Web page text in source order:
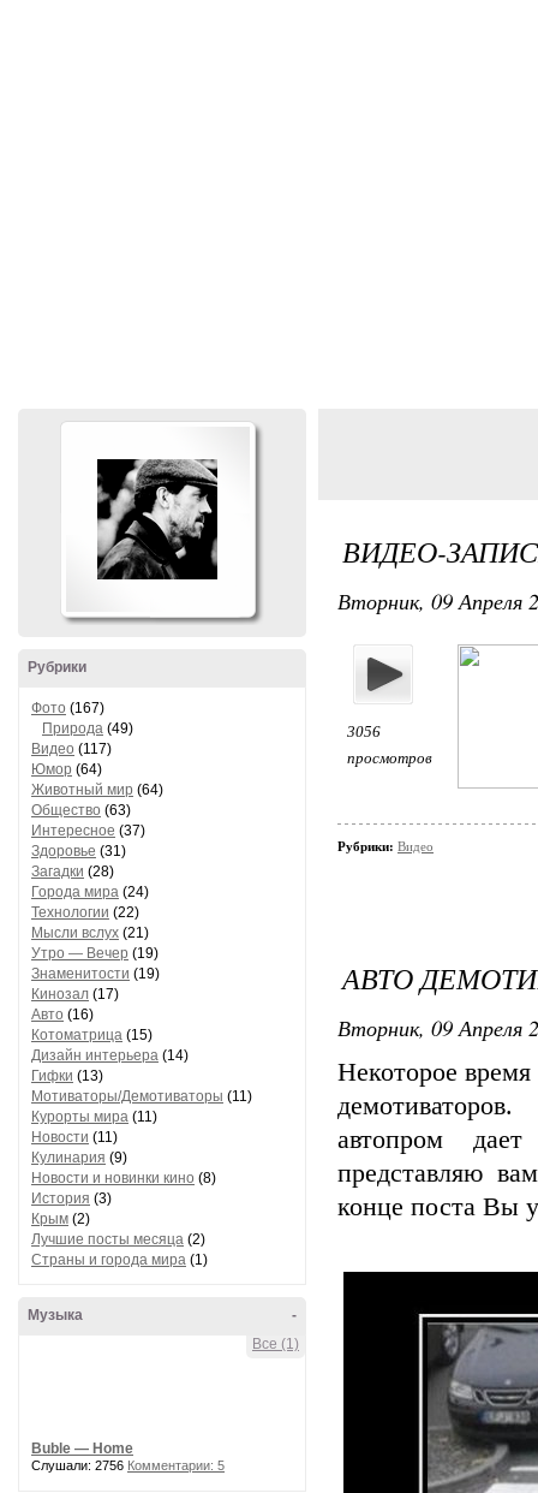
Рубрики
Фото (167)
Природа (49)
Видео (117)
Юмор (64)
Животный мир (64)
Общество (63)
Интересное (37)
Здоровье (31)
Загадки (28)
Города мира (24)
Технологии (22)
Мысли вслух (21)
Утро — Вечер (19)
Знаменитости (19)
Кинозал (17)
Авто (16)
Котоматрица (15)
Дизайн интерьера (14)
Гифки (13)
Мотиваторы/Демотиваторы (11)
Курорты мира (11)
Новости (11)
Кулинария (9)
Новости и новинки кино (8)
История (3)
Крым (2)
Лучшие посты месяца (2)
Страны и города мира (1)
-
Музыка
Все (1)
Buble — Home
Слушали: 2756 Комментарии: 5
ВИДЕО-
Вторник, 09 Апреля
3056
просмотров
Рубрики: Видео
АВТО
Вторник, 09 Апреля
Некоторое
автопром
представляю
конце поста Вы